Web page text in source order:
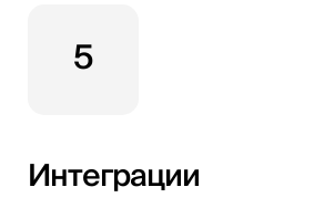
5
Интеграции